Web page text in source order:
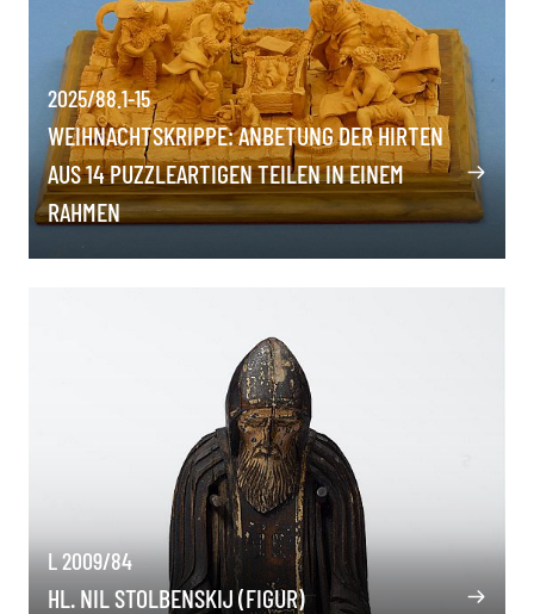
2025/88.1-15
WEIHNACHTSKRIPPE: ANBETUNG DER HIRTEN
AUS 14 PUZZLEARTIGEN TEILEN IN EINEM
RAHMEN
L 2009/84
HL. NIL STOLBENSKIJ (FIGUR)